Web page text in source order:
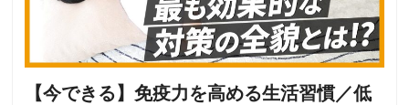
【今できる】免疫力を高める生活習慣／低